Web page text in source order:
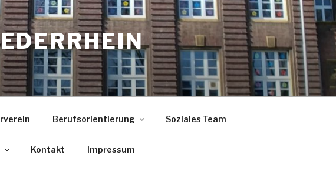
Berufsorientierung Soziales Team
Kontakt Impressum